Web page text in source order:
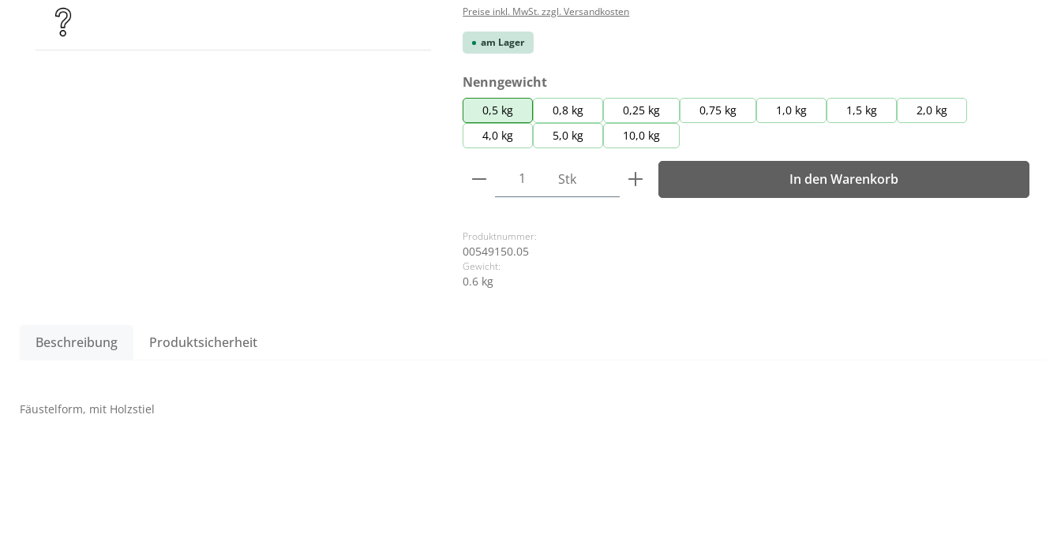
Preise inkl. MwSt. zzgl. Versandkosten
am Lager
Nenngewichtauswählen
0,5 kg 0,8 kg 0,25 kg 0,75 kg 1,0 kg 1,5 kg
2,0 kg
4,0 kg
5,0 kg 10,0 kg
Produkt Anzahl: Gib den gewünschten Wert ein oder benutze die
Stk In den Warenkorb
Produktnummer:
00549150.05
Gewicht:
0.6 kg
Beschreibung Produktsicherheit
Fäustelform, mit Holzstiel